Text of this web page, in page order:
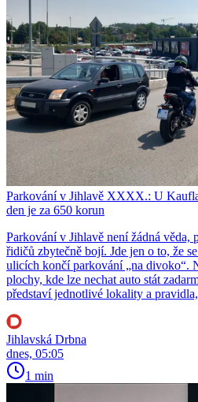
Parkování v Jihlavě XXXX.: U
den je za 650 korun
Parkování v Jihlavě není žádná věda,
řidičů zbytečně bojí. Jde jen o to, že
ulicích končí parkování „na divoko“.
plochy, kde lze nechat auto stát
představí jednotlivé lokality a
Jihlavská Drbna
dnes, 05:05
1 min